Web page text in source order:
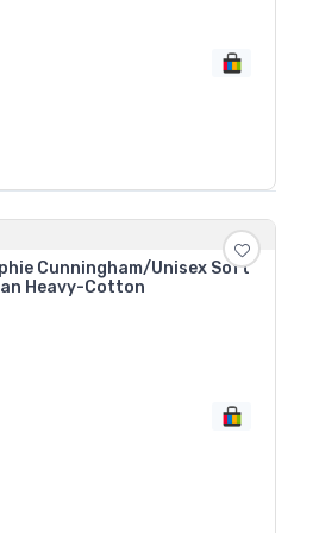
Cunningham/Unisex Soft
Heavy-Cotton